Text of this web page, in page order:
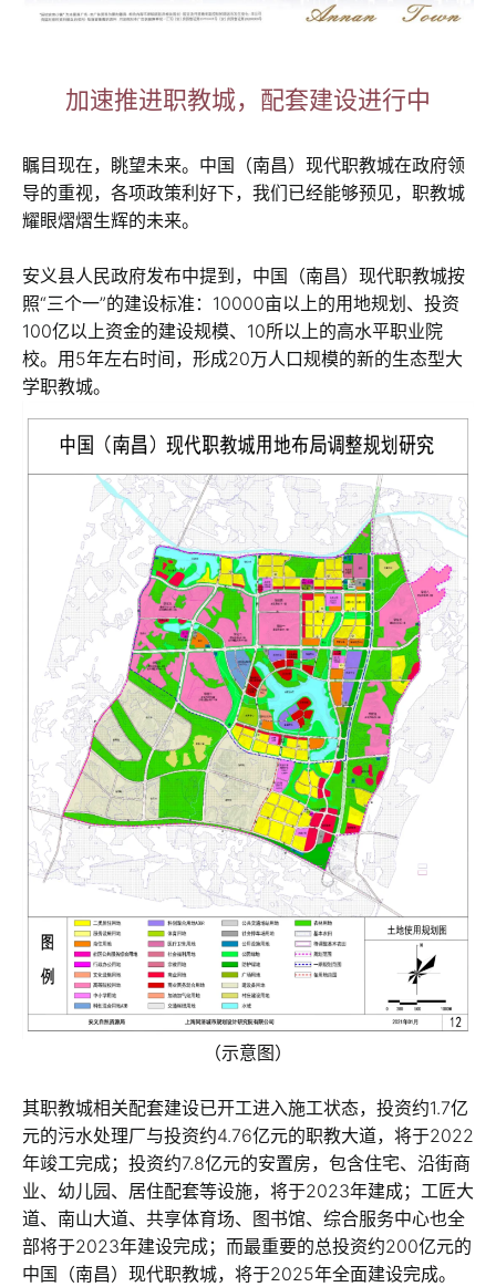
加速推进职教城，配套建设进行中
瞩目现在，眺望未来。中国（南昌）现代职教城在政府领
导的重视，各项政策利好下，我们已经能够预见，职教城
耀眼熠熠生辉的未来。
安义县人民政府发布中提到，中国（南昌）现代职教城按
照“三个一”的建设标准：10000亩以上的用地规划、投资
100亿以上资金的建设规模、10所以上的高水平职业院
校。用5年左右时间，形成20万人口规模的新的生态型大
学职教城。
（示意图）
其职教城相关配套建设已开工进入施工状态，投资约1.7亿
元的污水处理厂与投资约4.76亿元的职教大道，将于2022
年竣工完成；投资约7.8亿元的安置房，包含住宅、沿街商
业、幼儿园、居住配套等设施，将于2023年建成；工匠大
道、南山大道、共享体育场、图书馆、综合服务中心也全
部将于2023年建设完成；而最重要的总投资约200亿元的
中国（南昌）现代职教城，将于2025年全面建设完成。